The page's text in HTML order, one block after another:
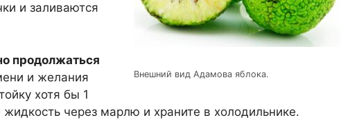
Внешний вид Адамова яблока.
и заливаются
продолжаться
и желания
хотя бы 1
через марлю и храните в холодильнике.